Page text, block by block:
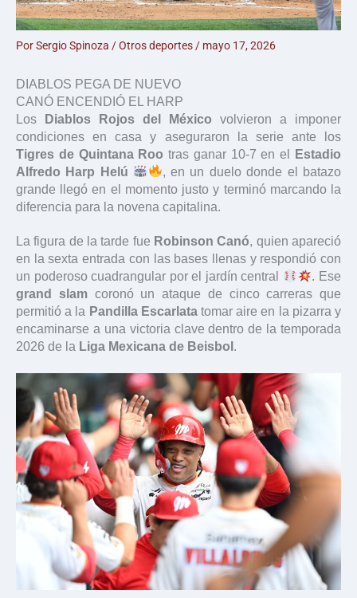
PorSergio Spinoza /Otros deportes/ mayo 17, 2026
DIABLOS PEGA DE NUEVO
CANÓ ENCENDIÓ EL HARP
Los
Diablos Rojos del México volvieron a imponer
condiciones en casa y aseguraron la serie ante los
Tigres de Quintana Roo tras ganar 10-7 en el
Estadio
Alfredo Harp Helú
, en un duelo donde el batazo
grande llegó en el momento justo y terminó marcando la
diferencia para la novena capitalina.
La figura de la tarde fue Robinson Canó, quien apareció
en la sexta entrada con las bases llenas y respondió con
un poderoso cuadrangular por el jardín central
. Ese
grand slamcoronó un ataque de cinco carreras que
permitió a la Pandilla Escarlatatomar aire en la pizarra y
encaminarse a una victoria clave dentro de la temporada
2026 de la Liga Mexicana de Beisbol .